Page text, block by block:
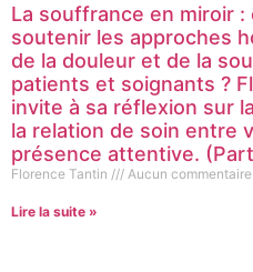
La souffrance en miroir
soutenir les approches
de la douleur et de la
patients et soignants ?
invite à sa réflexion sur
la relation de soin entre
présence attentive.
Florence Tantin Aucun commentaire
Lire la suite »